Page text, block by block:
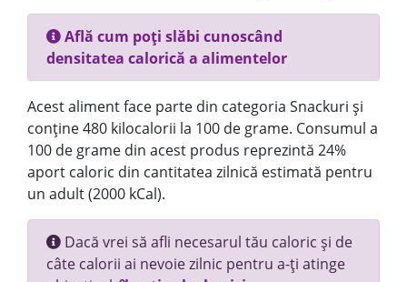
Află cum poți slăbi cunoscând
densitatea calorică a alimentelor
Acest aliment face parte din categoria Snackuri și
conține 480 kilocalorii la 100 de grame. Consumul a
100 de grame din acest produs reprezintă 24%
aport caloric din cantitatea zilnică estimată pentru
un adult (2000 kCal).
Dacă vrei să afli necesarul tău caloric și de
câte calorii ai nevoie zilnic pentru a-ți atinge